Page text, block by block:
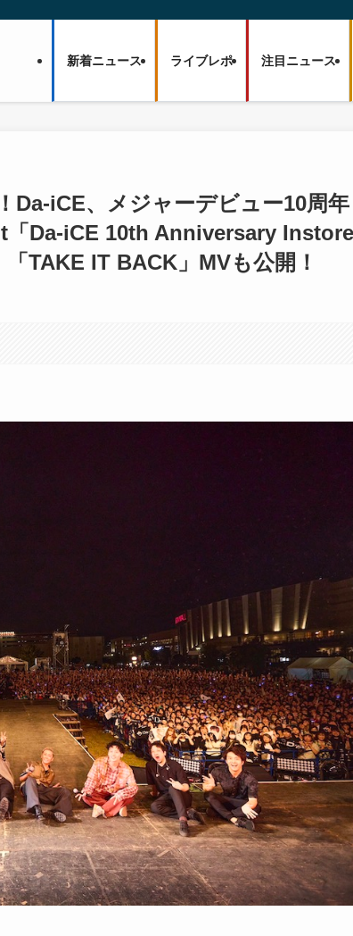
新着ニュース ライブレポ 注目ニュース
Da-iCE、メジャーデビュー10周年
Da-iCE 10th Anniversary Instore
TAKE IT BACK」MVも公開！